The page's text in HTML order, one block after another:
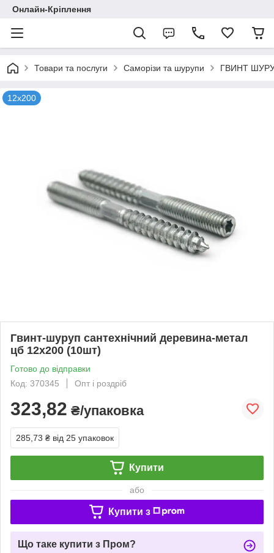
Онлайн-Кріплення
Товари та послуги Саморізи та шурупи ГВИНТ
12х200
Гвинт-шуруп сантехнічний деревина-метал
цб 12х200 (10шт)
Готово до відправки
Код: 370345
Опт і роздріб
323,82 ₴/упаковка
285,73 ₴ від 25 упаковок
Купити
або
Купити з
Що таке купити з Пром?